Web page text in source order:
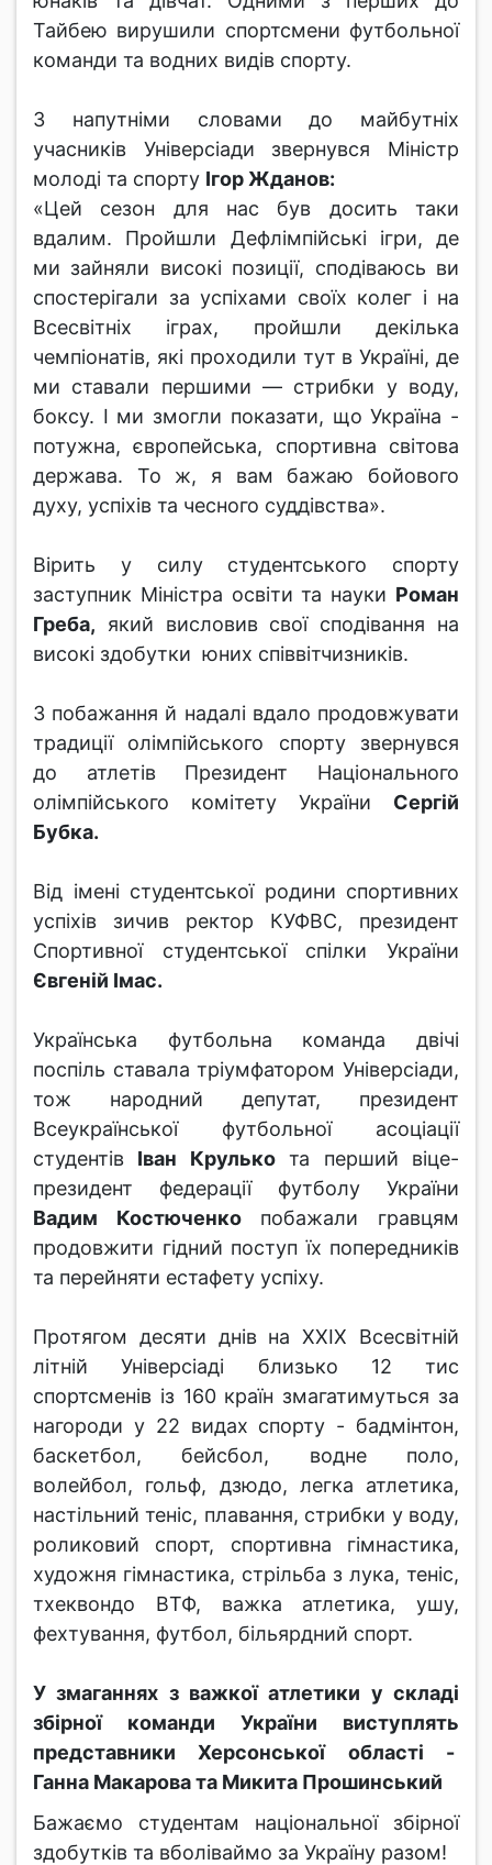
Тайбею вирушили спортсмени футбольної
команди та водних видів спорту.
З напутніми словами до майбутніх
учасників Універсіади звернувся Міністр
молоді та спорту Ігор Жданов:
«Цей сезон для нас був досить таки
вдалим. Пройшли Дефлімпійські ігри, де
ми зайняли високі позиції, сподіваюсь ви
спостерігали за успіхами своїх колег і на
Всесвітніх іграх, пройшли декілька
чемпіонатів, які проходили тут в Україні, де
ми ставали першими — стрибки у воду,
боксу. І ми змогли показати, що Україна -
потужна, європейська, спортивна світова
держава. То ж, я вам бажаю бойового
духу, успіхів та чесного суддівства».
Вірить у силу студентського спорту
заступник Міністра освіти та науки Роман
Греба, який висловив свої сподівання на
високі здобутки юних співвітчизників.
З побажання й надалі вдало продовжувати
традиції олімпійського спорту звернувся
до атлетів Президент Національного
олімпійського комітету України Сергій
Бубка.
Від імені студентської родини спортивних
успіхів зичив ректор КУФВС, президент
Спортивної студентської спілки України
Євгеній Імас.
Українська футбольна команда двічі
поспіль ставала тріумфатором Універсіади,
тож народний депутат, президент
Всеукраїнської футбольної асоціації
студентів Іван Крулькота перший віце-
президент федерації футболу України
Вадим Костюченкопобажали гравцям
продовжити гідний поступ їх попередників
та перейняти естафету успіху.
Протягом десяти днів на ХХІХ Всесвітній
літній Універсіаді близько 12 тис
спортсменів із 160 країн змагатимуться за
нагороди у 22 видах спорту - бадмінтон,
баскетбол, бейсбол, водне поло,
волейбол, гольф, дзюдо, легка атлетика,
настільний теніс, плавання, стрибки у воду,
роликовий спорт, спортивна гімнастика,
художня гімнастика, стрільба з лука, теніс,
тхеквондо ВТФ, важка атлетика, ушу,
фехтування, футбол, більярдний спорт.
У змаганнях з важкої атлетики у складі
збірної команди України виступлять
представники Херсонської області -
Ганна Макарова та Микита Прошинський
Бажаємо студентам національної збірної
здобутків та вболіваймо за Україну разом!